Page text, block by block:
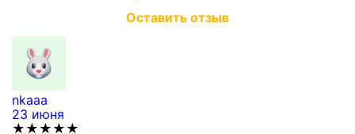
Оставить отзыв
nkaaa
23 июня
★★★★★